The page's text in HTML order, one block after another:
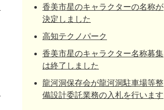
香美市星のキャラクターの名称が
決定しました
高知テクノパーク
香美市星のキャラクター名称募集
は終了しました
龍河洞保存会が龍河洞駐車場等整
備設計委託業務の入札を行います